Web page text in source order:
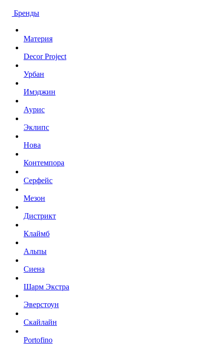
Бренды
Материя
Decor Project
Урбан
Имэджин
Аурис
Эклипс
Нова
Контемпора
Серфейс
Мезон
Дистрикт
Клаймб
Альпы
Сиена
Шарм Экстра
Эверстоун
Скайлайн
Portofino